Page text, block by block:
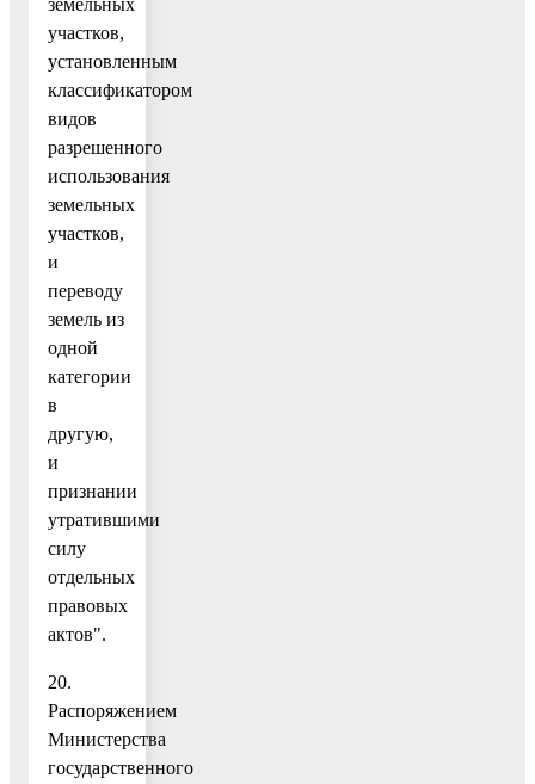
участков,
установленным
классификатором
видов
разрешенного
использования
земельных
участков,
и
переводу
земель из
одной
категории
в
другую,
и
признании
утратившими
силу
отдельных
правовых
актов".
20.
Распоряжением
Министерства
государственного